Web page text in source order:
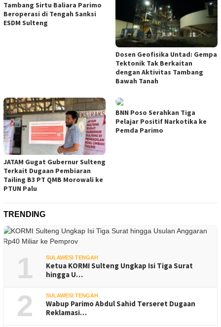
Tambang Sirtu Baliara Parimo
Beroperasi di Tengah Sanksi
ESDM Sulteng
Dosen Geofisika Untad: Gempa
Tektonik Tak Berkaitan
dengan Aktivitas Tambang
Bawah Tanah
JATAM Gugat Gubernur Sulteng
Terkait Dugaan Pembiaran
Tailing B3 PT QMB Morowali ke
PTUN Palu
BNN Poso Serahkan Tiga
Pelajar Positif Narkotika ke
Pemda Parimo
TRENDING
1 SULAWESI TENGAH
Ketua KORMI Sulteng Ungkap Isi Tiga Surat
hingga U…
2 SULAWESI TENGAH
Wabup Parimo Abdul Sahid Terseret Dugaan
Reklamasi…